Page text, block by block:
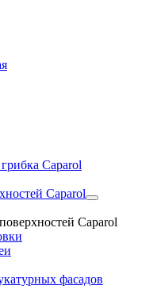
Caparol
Caparol
Caparol
фасадов